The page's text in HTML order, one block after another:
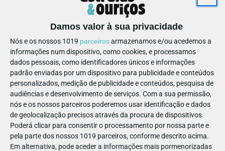
Damos valor à sua privacidade
Nós e os nossos 1019 parceirosarmazenamos e/ou acedemos a
informações num dispositivo, como cookies, e processamos
dados pessoais, como identificadores únicos e informações
padrão enviadas por um dispositivo para publicidade e conteúdos
personalizados, medição de publicidade e conteúdos, pesquisa de
audiências e desenvolvimento de serviços. Com a sua permissão,
nós e os nossos parceiros poderemos usar identificação e dados
de geolocalização precisos através da procura de dispositivos.
Poderá clicar para consentir o processamento por nossa parte e
pela parte dos nossos 1019 parceiros, conforme descrito acima.
Em alternativa, pode aceder a informações mais pormenorizadas
10